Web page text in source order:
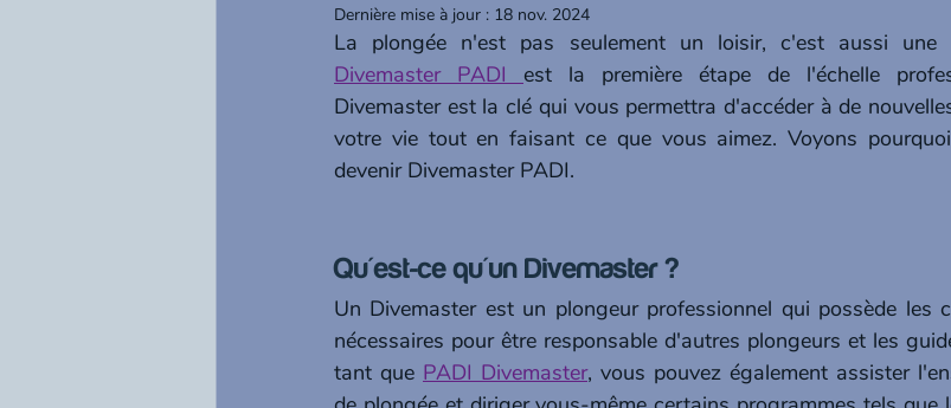
Dernière mise à jour : 18 nov. 2024
Divemaster PADI est la première étape de l'échelle
Divemaster est la clé qui vous permettra d'accéder à de
votre vie tout en faisant ce que vous aimez. Voyons
devenir Divemaster PADI.
Qu'est-ce qu'un Divemaster ?
Un Divemaster est un plongeur professionnel qui possède les
nécessaires pour être responsable d'autres plongeurs et les
tant que PADI Divemaster, vous pouvez également assister